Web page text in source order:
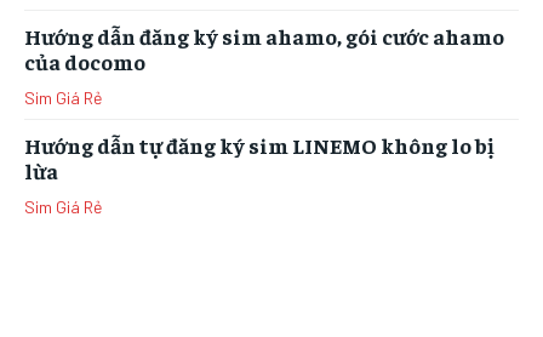
Hướng dẫn đăng ký sim ahamo, gói cước ahamo
của docomo
Sim Giá Rẻ
Hướng dẫn tự đăng ký sim LINEMO không lo bị
lừa
Sim Giá Rẻ